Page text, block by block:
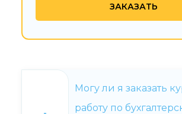
ЗАКАЗАТЬ
Могу ли я заказать
работу по